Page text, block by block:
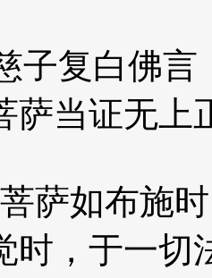
复白佛言
萨当证无上
萨如布施
时，于一切